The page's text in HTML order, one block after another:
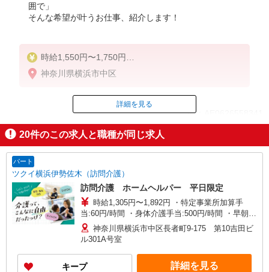
囲で」
そんな希望が叶うお仕事、紹介します！
時給1,550円〜1,750円
◆無資格・経験者：時給1,550円〜
◆初任者研修・経験者：時給1,650円〜
◆介護福祉士：時給1,750円〜
※経験者は3ヶ月以上
※給与幅は経験・能力による
★週払いOK（規定あり）
神奈川県横浜市中区
ID：AE0626558341
掲載期間終了
詳細を見る
20件のこの求人と職種が同じ求人
パート
ツクイ横浜伊勢佐木（訪問介護）
訪問介護 ホームヘルパー 平日限定
時給1,305円〜1,892円 ・特定事業所加算手
当:60円/時間 ・身体介護手当:500円/時間 ・早朝夜
間深夜手当:300円/時間 （18:00〜翌07:59の時間
帯） ・ICT手当:2,000円/月 ・深夜割増は別途支給
・ケア→ケアの移動時間も賃金（時給）を支給 ※
給与幅は資格・経験等による
神奈川県横浜市中区長者町9-175 第10吉田ビ
ル301A号室
キープ 詳細を見る